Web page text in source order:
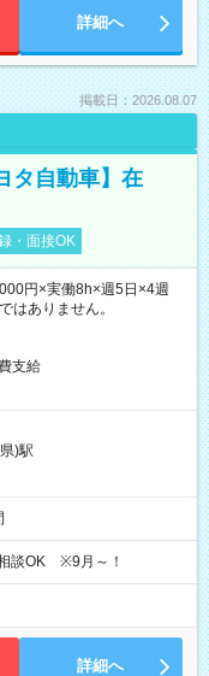
詳細へ
掲載日：2026.08.07
タ自動車】在
・面接OK
円×実働8h×週5日×4週
ありません。
支給
)駅
談OK ※9月～！
詳細へ